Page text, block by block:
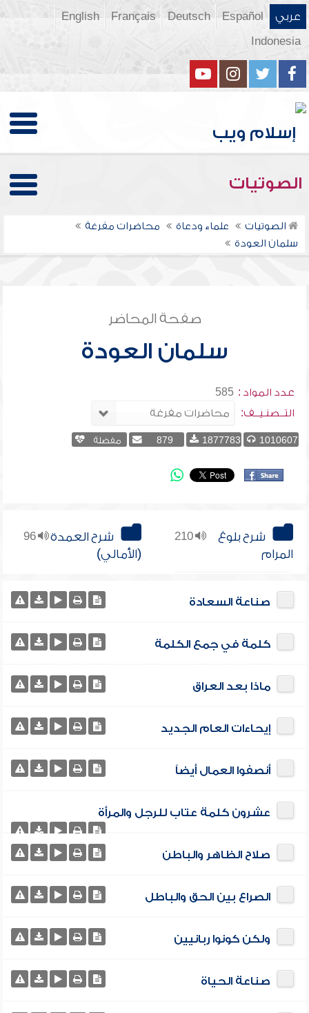
عربي Español
Deutsch
Français
English
Indonesia
الصوتيات
الصوتيات علماء ودعاة
محاضرات مفرغة
سلمان العودة
صفحة المحاضر
سلمان العودة
عدد المواد : 585
التــصنـيــف:
1010607
1877783
879 مفضلة
210
شرح بلوغ
المرام
96
شرح العمدة
(الأمالي)
صناعة السعادة
كلمة في جمع الكلمة
ماذا بعد العراق
إيحاءات العام الجديد
أنصفوا العمال أيضاً
عشرون كلمة عتاب للرجل والمرأة
صلاح الظاهر والباطن
الصراع بين الحق والباطل
ولكن كونوا ربانيين
صناعة الحياة